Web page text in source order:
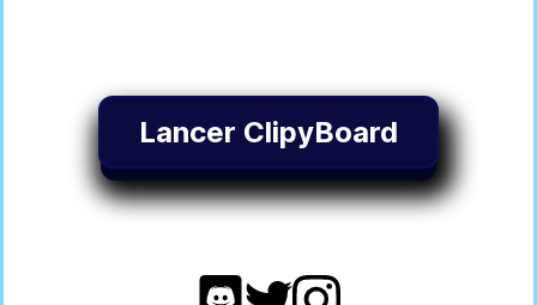
Lancer ClipyBoard